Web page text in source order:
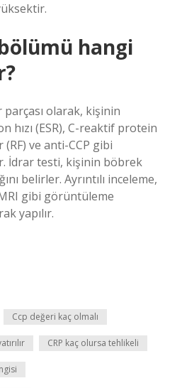
hangi
parçası olarak, kişinin
hızı (ESR), C-reaktif protein
ve anti-CCP gibi
İdrar testi, kişinin böbrek
belirler. Ayrıntılı inceleme,
gibi görüntüleme
yapılır.
Ccp değeri kaç olmalı
CRP kaç olursa tehlikeli